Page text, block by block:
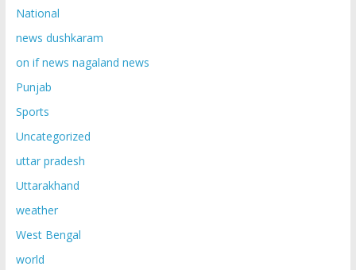
National
news dushkaram
on if news nagaland news
Punjab
Sports
Uncategorized
uttar pradesh
Uttarakhand
weather
West Bengal
world